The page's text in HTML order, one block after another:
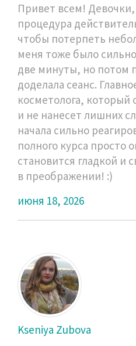
Привет всем!
процедура
чтобы потерпеть
меня тоже было
две минуты, но потом
доделала сеанс.
косметолога,
и не нанесет лишних
начала сильно
полного курса просто
становится гладкой и
в преображении! :)
июня 18, 2026
Kseniya Zubova